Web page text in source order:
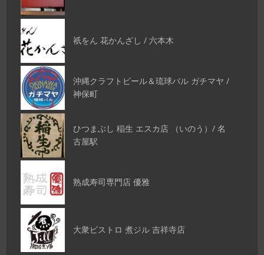
祇をん 花かんざし / 六本木
沖縄クラフトビール＆琉球バル ガチマヤ /
神保町
ひつまぶし 稲生 エスカ店 （いのう）/ 名
古屋駅
熟成寿司専門店 優雅
大衆ビストロ 煮ジル 吉祥寺店